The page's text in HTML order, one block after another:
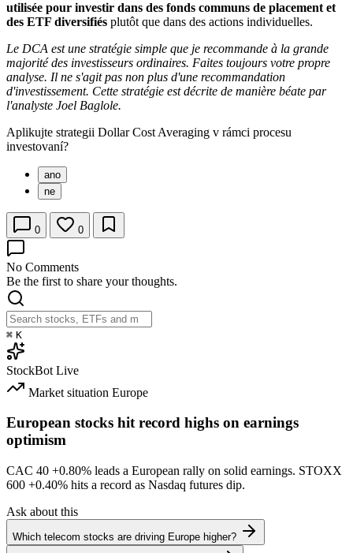
utilisée pour investir dans des fonds communs de placement et
des ETF diversifiés plutôt que dans des actions individuelles.
Le DCA est une stratégie simple que je recommande à la grande
majorité des investisseurs ordinaires. Faites toujours votre propre
analyse. Il ne s'agit pas non plus d'une recommandation
d'investissement. Cette stratégie est décrite de manière béate par
l'analyste Joel Baglole.
Aplikujte strategii Dollar Cost Averaging v rámci procesu
investovaní?
ano
ne
0 0
No Comments
Be the first to share your thoughts.
⌘ K
StockBot Live
Market situation Europe
European stocks hit record highs on earnings
optimism
CAC 40 +0.80% leads a European rally on solid earnings. STOXX
600 +0.40% hits a record as Nasdaq futures dip.
Ask about this
Which telecom stocks are driving Europe higher?